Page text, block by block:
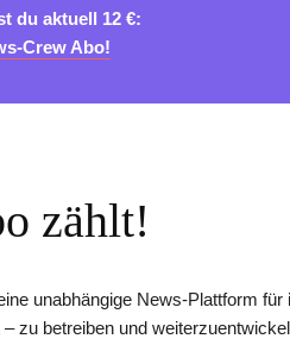
du aktuell 12 €:
Crew Abo!
zählt!
unabhängige News-Plattform für
– zu betreiben und